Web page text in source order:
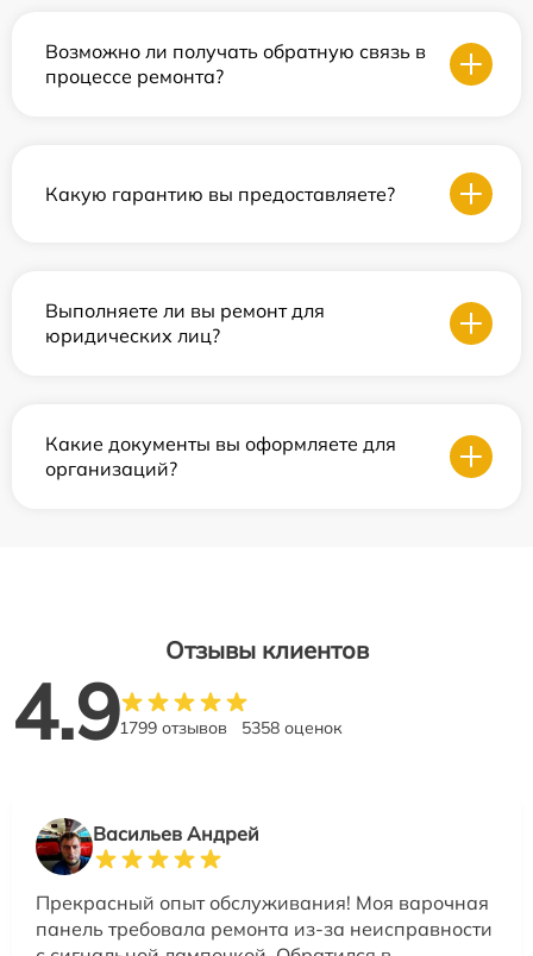
Возможно ли получать обратную связь в
процессе ремонта?
Какую гарантию вы предоставляете?
Выполняете ли вы ремонт для
юридических лиц?
Какие документы вы оформляете для
организаций?
Отзывы клиентов
4.91799 отзывов 5358 оценок
Васильев Андрей
Прекрасный опыт обслуживания! Моя варочная
панель требовала ремонта из-за неисправности